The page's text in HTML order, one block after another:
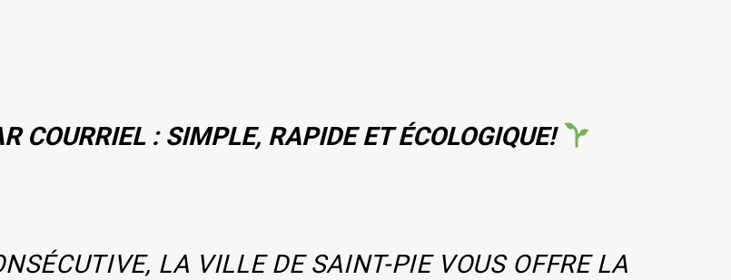
COURRIEL : SIMPLE, RAPIDE ET ÉCOLOGIQUE!
LA VILLE DE SAINT-PIE VOUS OFFRE LA